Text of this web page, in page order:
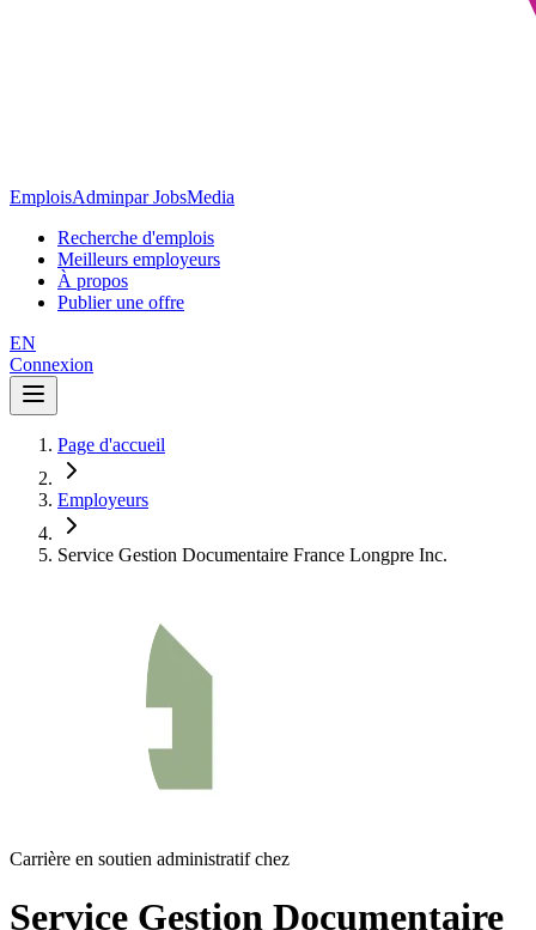
EmploisAdminpar JobsMedia
Recherche d'emplois
Meilleurs employeurs
À propos
Publier une offre
EN
Connexion
Page d'accueil
Employeurs
Service Gestion Documentaire France Longpre Inc.
Carrière en soutien administratif chez
Service Gestion Documentaire